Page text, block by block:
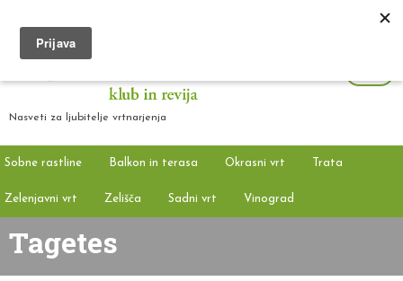
Nasveti za ljubitelje vrtnarjenja
Sobne rastline Balkon in terasa Okrasni vrt Trata
Zelenjavni vrt Zelišča Sadni vrt Vinograd
Tagetes